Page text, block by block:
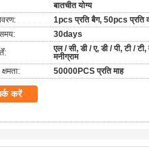
बातचीत योग्य
1pcs प्रति बैग, 50pcs प्रति
30days
एल / सी, डी / ए, डी / पी, टी /
मनीग्राम
50000PCS प्रति माह
करें